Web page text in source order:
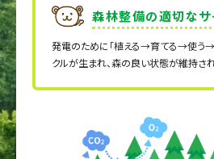
森林整備の適切なサ
発電のために「植える→育てる→使う→
クルが生まれ、森の良い状態が維持され